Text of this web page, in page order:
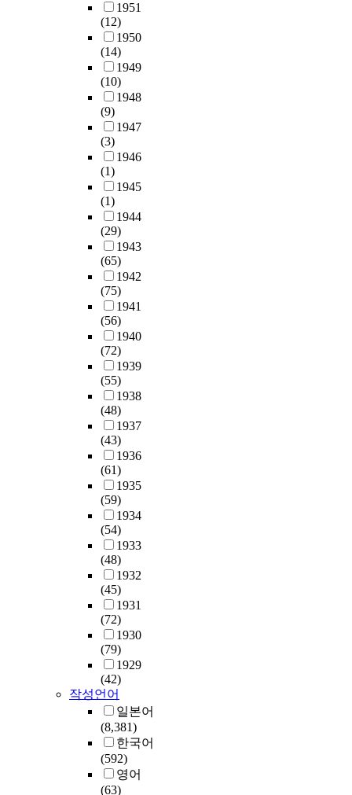
1951
(12)
1950
(14)
1949
(10)
1948
(9)
1947
(3)
1946
(1)
1945
(1)
1944
(29)
1943
(65)
1942
(75)
1941
(56)
1940
(72)
1939
(55)
1938
(48)
1937
(43)
1936
(61)
1935
(59)
1934
(54)
1933
(48)
1932
(45)
1931
(72)
1930
(79)
1929
(42)
작성언어
일본어
(8,381)
한국어
(592)
영어
(63)